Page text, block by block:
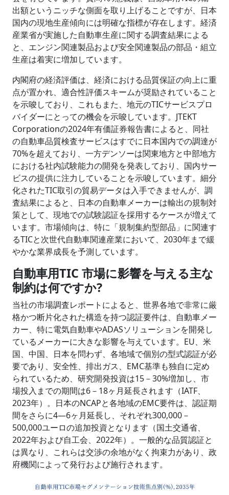
出額というニッチな側面を取り上げることですが、日本
国内の現地生産傾向には明確な指標が存在します。経済
産業省が実施した自動車生産に関する調査結果による
と、エンジン関連製品および安全関連製品の部品・組立
生産は着実に増加しています。
内閣府の経済評価は、経済における品質保証の向上に重
点が置かれ、適合性評価スキームが奨励されていること
を示唆しており、これもまた、地元のTICサービスプロ
バイダーにとっての機会を示唆しています。JTEKT
Corporationの2024年有価証券報告書によると、同社
の自動車品質検査サービスはすでに日本国内での調達が
70%を超えており、一方デンソーは関東地方と中部地方
における社内試験能力の開発を発表しており、国内サー
ビスの提供に注力していることを示唆しています。細分
化されたTIC取引の貿易データは入手できませんが、調
査結果によると、日本の自動車メーカーは輸出の規制対
策として、現地での試験認証を採用するケースが増えて
います。市場傾向は、特に「規制集約型部品」に関連す
るTICと次世代自動車関連産業において、2030年まで緩
やかな業界成長を予測しています。
自動車用TIC 市場に影響を与える主な
制約は何ですか?
当社の市場調査レポートによると、世界各地で非常に厳
格かつ断片化された構造を持つ認証要件は、自動車メー
カー、特に電気自動車やADASソリューションを開発し
ているメーカーに大きな影響を与えています。EU、米
国、中国、日本を問わず、各地域で個別の型式認証が必
要であり、安全性、排出ガス、EMC基準も独自に定め
られているため、研究開発投資は15－30%増加し、市
場投入までの期間は6－18ヶ月延長されます（IATF、
2023年）。日本のNCAPと各地域のEMC要件は、認証期
間をさらに4―6ヶ月延長し、それぞれ300,000－
500,000ユーロの追加投資となります（国土交通省、
2022年および自工会、2022年）。一般的な品質認証と
は異なり、これらは交渉の余地がなく拘束力があり、政
府機関によって発行および施行されます。